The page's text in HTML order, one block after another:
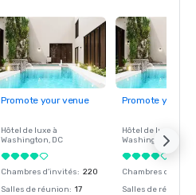
Promote your venue
Hôtel de luxe à
Washington, DC
Chambres d'invités: 220
Salles de réunion: 17
Promote your
Hôtel de luxe à
Washington
Chambres
Salles de réunion